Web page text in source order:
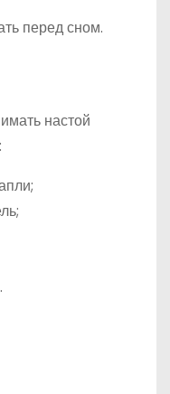
перед сном.
настой